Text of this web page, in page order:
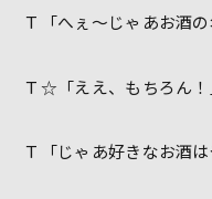
Ｔ「へぇ～じゃあお酒
Ｔ☆「ええ、もちろん！
Ｔ「じゃあ好きなお酒は